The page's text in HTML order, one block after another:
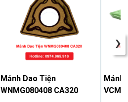
Mảnh Dao Tiện
WNMG080408 CA320
Mảnh
›